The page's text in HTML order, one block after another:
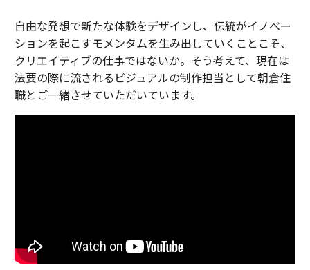
自由な発想で新たな体験をデザインし、伝統がイノベー
ションを起こすモメンタムを生み出していくことこそ、
クリエイティブの仕事ではないか。そう考えて、現在は
法要の際に流されるビジュアルの制作担当として朝倉住
職とご一緒させていただいています。